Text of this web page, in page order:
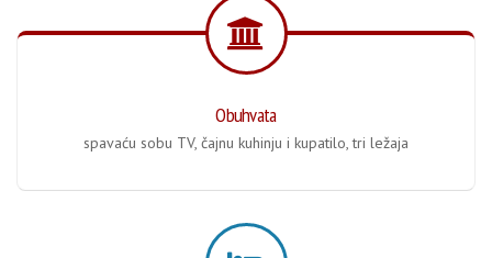
Obuhvata
spavaću sobu TV, čajnu kuhinju i kupatilo, tri ležaja